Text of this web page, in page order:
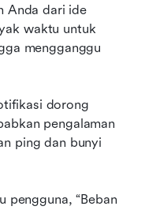
Anda dari ide
waktu untuk
mengganggu
dorong
pengalaman
ping dan bunyi
pengguna, “Beban